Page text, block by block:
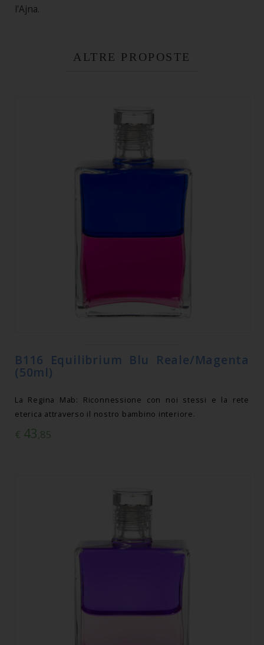
l'Ajna.
ALTRE PROPOSTE
B116 Equilibrium Blu Reale/Magenta
(50ml)
La Regina Mab: Riconnessione con noi stessi e la rete
eterica attraverso il nostro bambino interiore.
€ 43,85